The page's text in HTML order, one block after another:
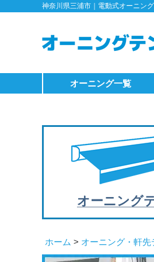
神奈川県三浦市｜電動式オーニン
オーニング一覧
オーニング
ホーム > オーニング・軒